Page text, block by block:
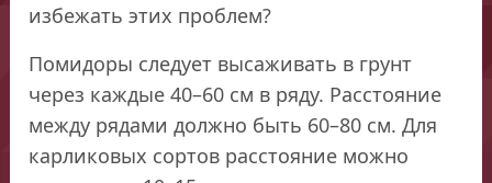
избежать этих проблем?
Помидоры следует высаживать в грунт
через каждые 40–60 см в ряду. Расстояние
между рядами должно быть 60–80 см. Для
карликовых сортов расстояние можно